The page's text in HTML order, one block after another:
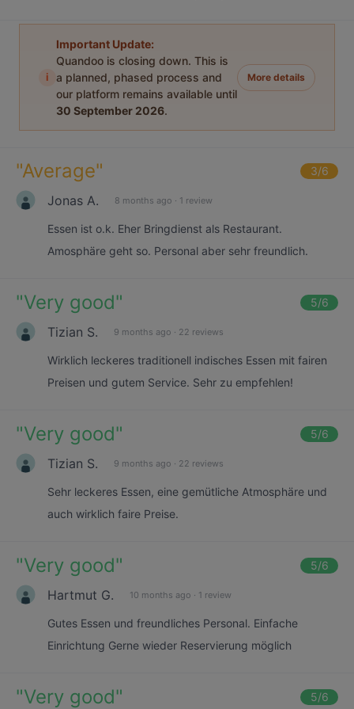
i
Important Update:
Quandoo is closing down. This is
a planned, phased process and
our platform remains available until
30 September 2026.
More details
"Average" 3/6
Jonas A. 8 months ago · 1 review
Essen ist o.k. Eher Bringdienst als Restaurant.
Amosphäre geht so. Personal aber sehr freundlich.
"Very good" 5/6
Tizian S. 9 months ago · 22 reviews
Wirklich leckeres traditionell indisches Essen mit fairen
Preisen und gutem Service. Sehr zu empfehlen!
"Very good" 5/6
Tizian S. 9 months ago · 22 reviews
Sehr leckeres Essen, eine gemütliche Atmosphäre und
auch wirklich faire Preise.
"Very good" 5/6
Hartmut G. 10 months ago · 1 review
Gutes Essen und freundliches Personal. Einfache
Einrichtung Gerne wieder Reservierung möglich
"Very good" 5/6